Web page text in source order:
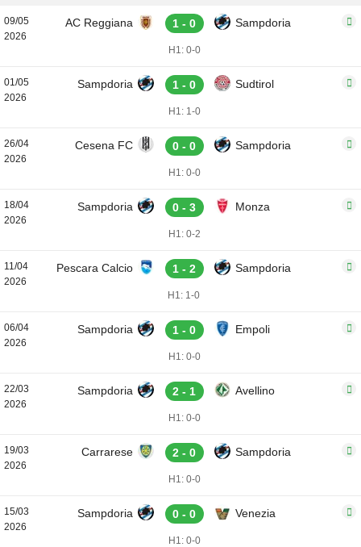
09/05
2026
AC Reggiana 1 - 0 Sampdoria
H1: 0-0
01/05
2026
Sampdoria 1 - 0 Sudtirol
H1: 1-0
26/04
2026
Cesena FC 0 - 0 Sampdoria
H1: 0-0
18/04
2026
Sampdoria 0 - 3 Monza
H1: 0-2
11/04
2026
Pescara Calcio 1 - 2 Sampdoria
H1: 1-0
06/04
2026
Sampdoria 1 - 0 Empoli
H1: 0-0
22/03
2026
Sampdoria 2 - 1 Avellino
H1: 0-0
19/03
2026
Carrarese 2 - 0 Sampdoria
H1: 0-0
15/03
2026
Sampdoria 0 - 0 Venezia
H1: 0-0